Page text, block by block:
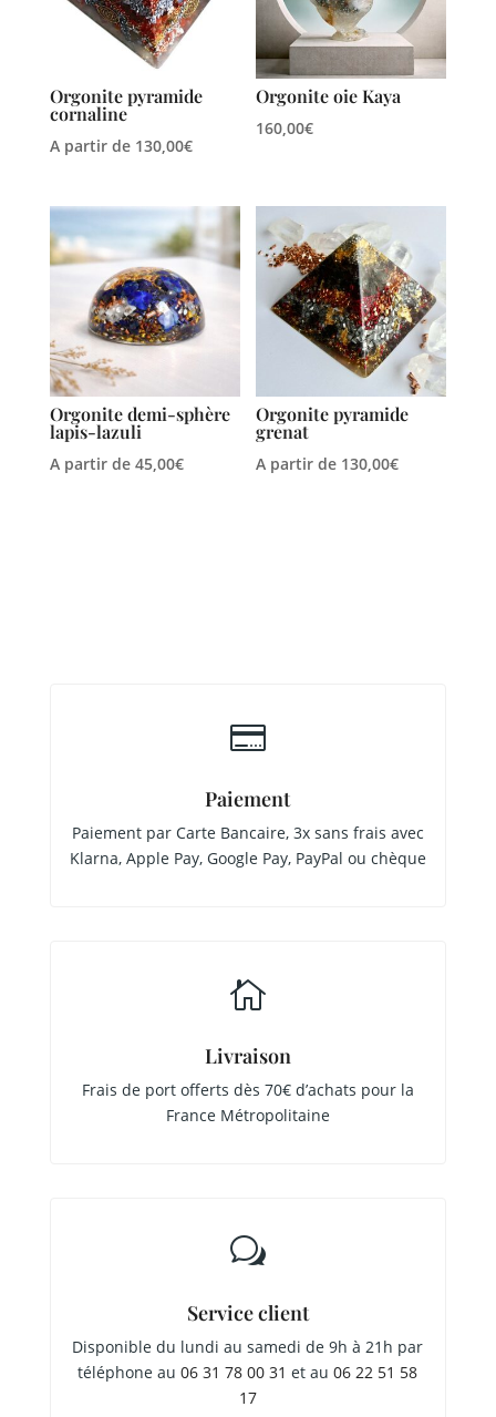
Orgonite pyramide
cornaline
A partir de 130,00€
Orgonite oie Kaya
160,00€
Orgonite demi-sphère
lapis-lazuli
A partir de 45,00€
Orgonite pyramide
grenat
A partir de 130,00€

Paiement
Paiement par Carte Bancaire, 3x sans frais avec
Klarna, Apple Pay, Google Pay, PayPal ou chèque

Livraison
Frais de port offerts dès 70€ d’achats pour la
France Métropolitaine
w
Service client
Disponible du lundi au samedi de 9h à 21h par
téléphone au06 31 78 00 31 et au06 22 51 58
17